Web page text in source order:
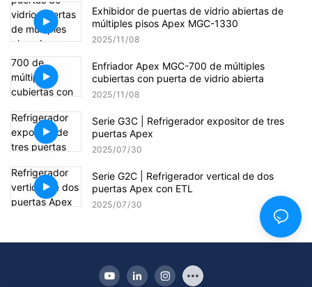
Exhibidor de puertas de vidrio abiertas de
múltiples pisos Apex MGC-1330
2025 11 08
Enfriador Apex MGC-700 de múltiples
cubiertas con puerta de vidrio abierta
2025 11 08
Serie G3C | Refrigerador expositor de tres
puertas Apex
2025 07 30
Serie G2C | Refrigerador vertical de dos
puertas Apex con ETL
2025 07 30